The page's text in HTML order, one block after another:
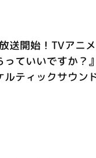
送開始！TVアニ
ていいですか？
ティックサウン